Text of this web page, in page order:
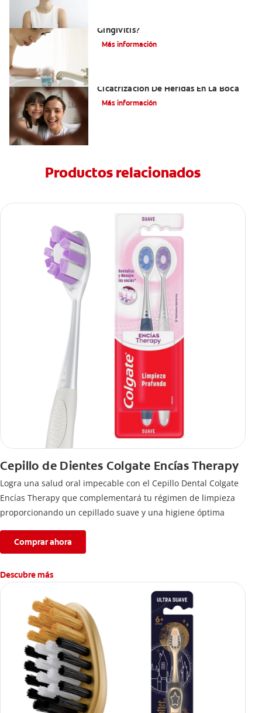
Gingivitis?
Más información
Cicatrización De Heridas En La Boca
Más información
Productos relacionados
Cepillo de Dientes Colgate Encías Therapy
Logra una salud oral impecable con el Cepillo Dental Colgate
Encías Therapy que complementará tu régimen de limpieza
proporcionando un cepillado suave y una higiene óptima
Comprar ahora
Descubre más